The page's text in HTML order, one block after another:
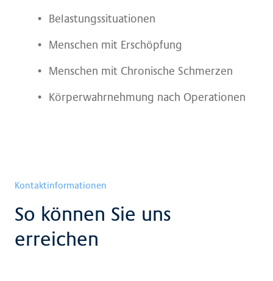
Belastungssituationen
Menschen mit Erschöpfung
Menschen mit Chronische Schmerzen
Körperwahrnehmung nach Operationen
Kontaktinformationen
So können Sie uns
erreichen